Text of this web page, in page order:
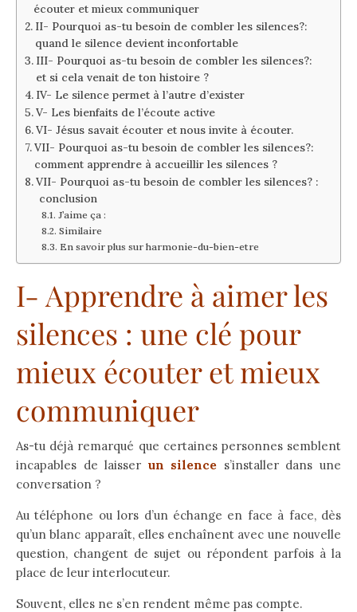
écouter et mieux communiquer
II- Pourquoi as-tu besoin de combler les silences?:
quand le silence devient inconfortable
III- Pourquoi as-tu besoin de combler les silences?:
et si cela venait de ton histoire ?
IV- Le silence permet à l’autre d’exister
V- Les bienfaits de l’écoute active
VI- Jésus savait écouter et nous invite à écouter.
VII- Pourquoi as-tu besoin de combler les silences?:
comment apprendre à accueillir les silences ?
VII- Pourquoi as-tu besoin de combler les silences? :
conclusion
J’aime ça :
Similaire
En savoir plus sur harmonie-du-bien-etre
I- Apprendre à aimer les
silences : une clé pour
mieux écouter et mieux
communiquer
As-tu déjà remarqué que certaines personnes semblent
incapables de laisser un silence s’installer dans une
conversation ?
Au téléphone ou lors d’un échange en face à face, dès
qu’un blanc apparaît, elles enchaînent avec une nouvelle
question, changent de sujet ou répondent parfois à la
place de leur interlocuteur.
Souvent, elles ne s’en rendent même pas compte.